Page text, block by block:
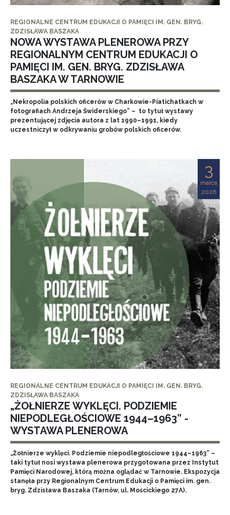
REGIONALNE CENTRUM EDUKACJI O PAMIĘCI IM. GEN. BRYG.
ZDZISŁAWA BASZAKA
NOWA WYSTAWA PLENEROWA PRZY
REGIONALNYM CENTRUM EDUKACJI O
PAMIĘCI IM. GEN. BRYG. ZDZISŁAWA
BASZAKA W TARNOWIE
„Nekropolia polskich oficerów w Charkowie-Piatichatkach w
fotografiach Andrzeja Świderskiego” – to tytuł wystawy
prezentującej zdjęcia autora z lat 1990–1991, kiedy
uczestniczył w odkrywaniu grobów polskich oficerów.
3
marca
2026
REGIONALNE CENTRUM EDUKACJI O PAMIĘCI IM. GEN. BRYG.
ZDZISŁAWA BASZAKA
„ŻOŁNIERZE WYKLĘCI. PODZIEMIE
NIEPODLEGŁOŚCIOWE 1944–1963” -
WYSTAWA PLENEROWA
„Żołnierze wyklęci. Podziemie niepodległościowe 1944–1963” –
taki tytuł nosi wystawa plenerowa przygotowana przez Instytut
Pamięci Narodowej, którą można oglądać w Tarnowie. Ekspozycja
stanęła przy Regionalnym Centrum Edukacji o Pamięci im. gen.
bryg. Zdzisława Baszaka (Tarnów, ul. Mościckiego 27A).